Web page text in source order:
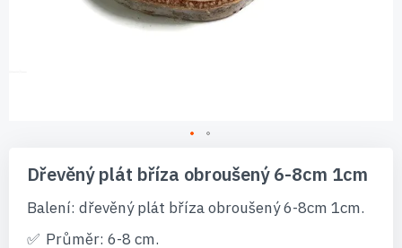
začátek
galerie
obrázky
Dřevěný plát bříza obroušený 6-8cm 1cm
Balení: dřevěný plát bříza obroušený 6-8cm 1cm.
Průměr: 6-8 cm.